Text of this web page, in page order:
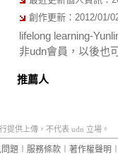
創作更新：2012/01/
lifelong learning-
非udn會員，以後也
推薦人
提供上傳，不代表 udn 立場。
題 服務條款 著作權聲明